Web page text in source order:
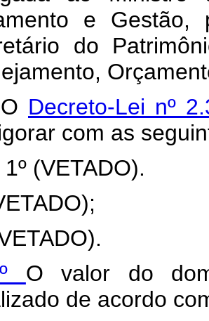
e Gestão,
do
Decreto-Lei nº
com as
1º (VETADO).
O valor do
de acordo